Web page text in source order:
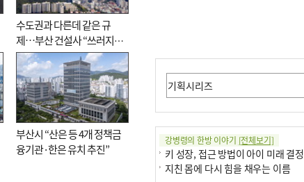
수도권과 다른데 같은 규
제…부산 건설사 “쓰러지기
직전”
부산시 “산은 등 4개 정책금
융기관·한은 유치 추진”
강병령의 한방 이야기 [전체보기]
키 성장, 접근 방법이 아이 미래 결정
지친 몸에 다시 힘을 채우는 이름